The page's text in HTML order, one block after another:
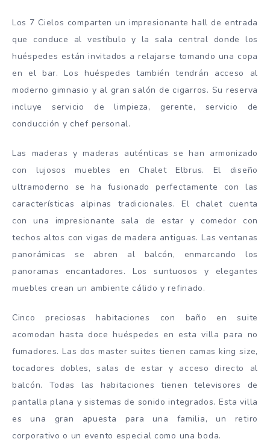
Los 7 Cielos comparten un impresionante hall de entrada
que conduce al vestíbulo y la sala central donde los
huéspedes están invitados a relajarse tomando una copa
en el bar. Los huéspedes también tendrán acceso al
moderno gimnasio y al gran salón de cigarros. Su reserva
incluye servicio de limpieza, gerente, servicio de
conducción y chef personal.
Las maderas y maderas auténticas se han armonizado
con lujosos muebles en Chalet Elbrus. El diseño
ultramoderno se ha fusionado perfectamente con las
características alpinas tradicionales. El chalet cuenta
con una impresionante sala de estar y comedor con
techos altos con vigas de madera antiguas. Las ventanas
panorámicas se abren al balcón, enmarcando los
panoramas encantadores. Los suntuosos y elegantes
muebles crean un ambiente cálido y refinado.
Cinco preciosas habitaciones con baño en suite
acomodan hasta doce huéspedes en esta villa para no
fumadores. Las dos master suites tienen camas king size,
tocadores dobles, salas de estar y acceso directo al
balcón. Todas las habitaciones tienen televisores de
pantalla plana y sistemas de sonido integrados. Esta villa
es una gran apuesta para una familia, un retiro
corporativo o un evento especial como una boda.